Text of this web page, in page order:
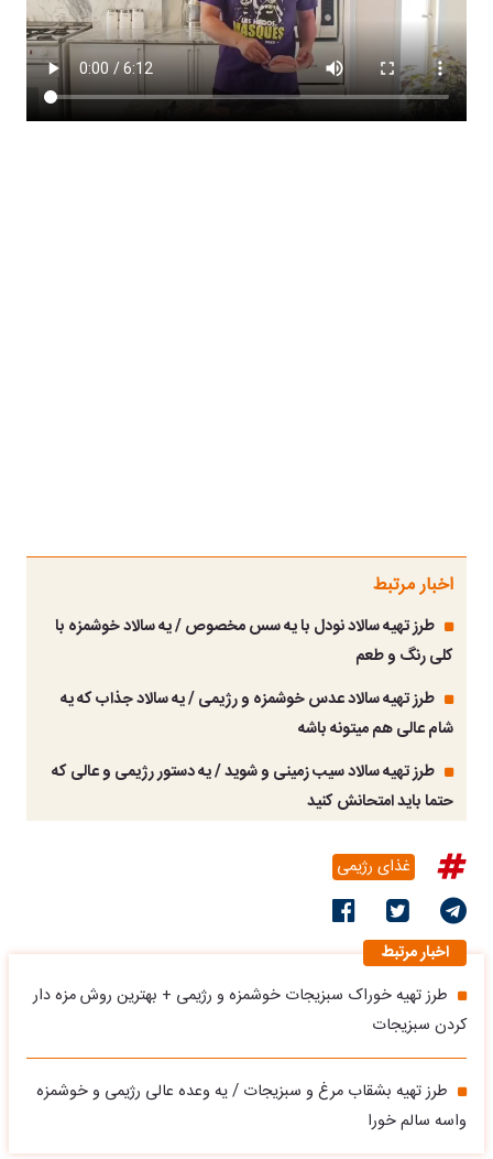
اخبار مرتبط
طرز تهیه سالاد نودل با یه سس مخصوص / یه سالاد خوشمزه با
کلی رنگ و طعم
طرز تهیه سالاد عدس خوشمزه و رژیمی / یه سالاد جذاب که یه
شام عالی هم میتونه باشه
طرز تهیه سالاد سیب زمینی و شوید / یه دستور رژیمی و عالی که
حتما باید امتحانش کنید
غذای رژیمی
اخبار مرتبط
طرز تهیه خوراک سبزیجات خوشمزه و رژیمی + بهترین روش مزه دار
کردن سبزیجات
طرز تهیه بشقاب مرغ و سبزیجات / یه وعده عالی رژیمی و خوشمزه
واسه سالم خورا